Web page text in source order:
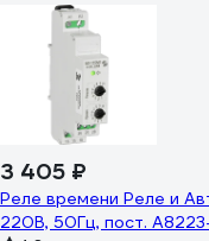
3 405 ₽
Реле времени Реле и
220В, 50Гц, пост.